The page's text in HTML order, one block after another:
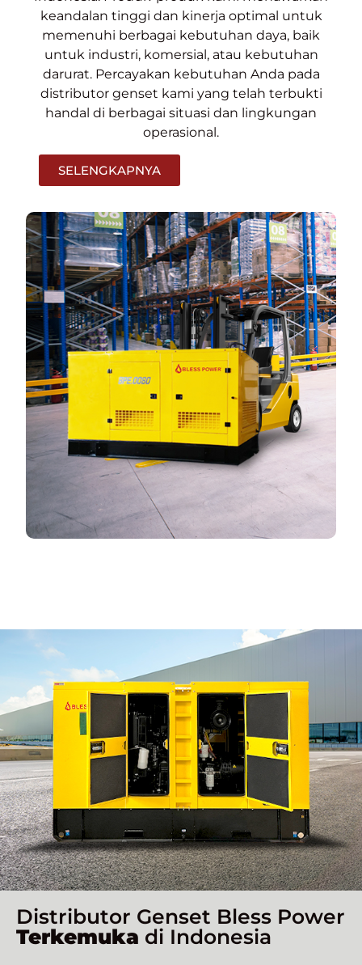
keandalan tinggi dan kinerja optimal untuk
memenuhi berbagai kebutuhan daya, baik
untuk industri, komersial, atau kebutuhan
darurat. Percayakan kebutuhan Anda pada
distributor genset kami yang telah terbukti
handal di berbagai situasi dan lingkungan
operasional.
SELENGKAPNYA
Distributor Genset Bless Power
Terkemuka di Indonesia